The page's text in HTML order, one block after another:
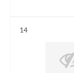
Résultat n°
14